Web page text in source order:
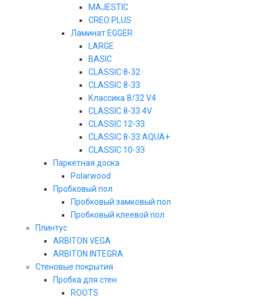
MAJESTIC
CREO PLUS
Ламинат EGGER
LARGE
BASIC
CLASSIC 8-32
CLASSIC 8-33
Классика 8/32 V4
CLASSIC 8-33 4V
CLASSIC 12-33
CLASSIC 8-33 AQUA+
CLASSIC 10-33
Паркетная доска
Polarwood
Пробковый пол
Пробковый замковый пол
Пробковый клеевой пол
Плинтус
ARBITON VEGA
ARBITON INTEGRA
Стеновые покрытия
Пробка для стен
ROOTS